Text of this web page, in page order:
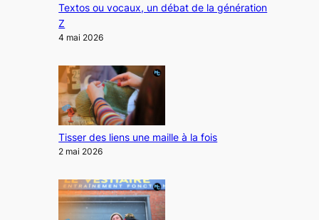
Textos ou vocaux, un débat de la génération
Z
4 mai 2026
Tisser des liens une maille à la fois
2 mai 2026